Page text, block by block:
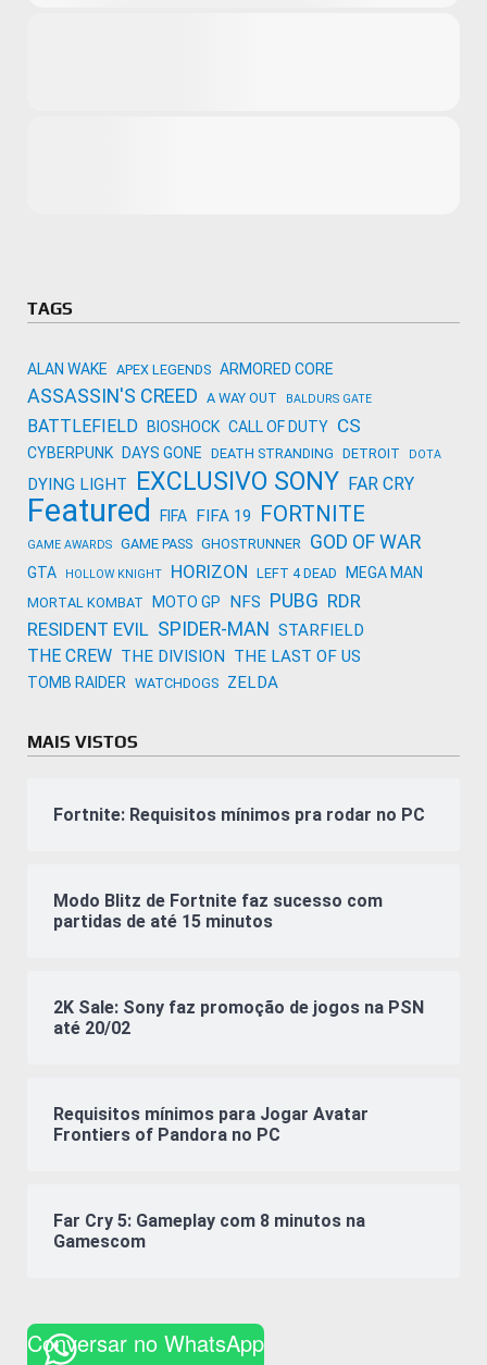
TAGS
ALAN WAKE APEX LEGENDS ARMORED CORE
ASSASSIN'S CREED A WAY OUT BALDURS GATE
BATTLEFIELD BIOSHOCK CALL OF DUTY CS
CYBERPUNK DAYS GONE DEATH STRANDING DETROIT DOTA
DYING LIGHT EXCLUSIVO SONY FAR CRY
Featured FIFA FIFA 19 FORTNITE
GAME AWARDS GAME PASS GHOSTRUNNER GOD OF WAR
GTA HOLLOW KNIGHT HORIZON LEFT 4 DEAD MEGA MAN
MORTAL KOMBAT MOTO GP NFS PUBG RDR
RESIDENT EVIL SPIDER-MAN STARFIELD
THE CREW THE DIVISION THE LAST OF US
TOMB RAIDER WATCHDOGS ZELDA
MAIS VISTOS
Fortnite: Requisitos mínimos pra rodar no PC
Modo Blitz de Fortnite faz sucesso com
partidas de até 15 minutos
2K Sale: Sony faz promoção de jogos na PSN
até 20/02
Requisitos mínimos para Jogar Avatar
Frontiers of Pandora no PC
Far Cry 5: Gameplay com 8 minutos na
Gamescom
Conversar no WhatsApp